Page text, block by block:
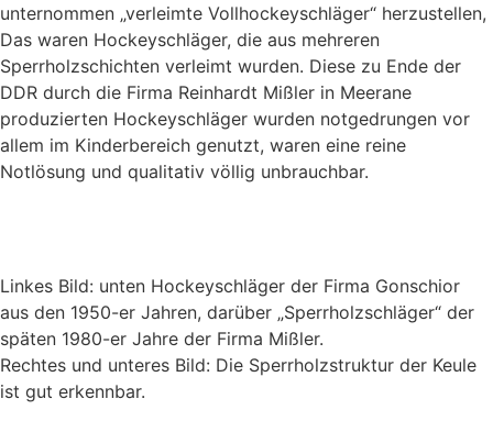
unternommen „verleimte Vollhockeyschläger“ herzustellen,
Das waren Hockeyschläger, die aus mehreren
Sperrholzschichten verleimt wurden. Diese zu Ende der
DDR durch die Firma Reinhardt Mißler in Meerane
produzierten Hockeyschläger wurden notgedrungen vor
allem im Kinderbereich genutzt, waren eine reine
Notlösung und qualitativ völlig unbrauchbar.
Linkes Bild: unten Hockeyschläger der Firma Gonschior
aus den 1950-er Jahren, darüber „Sperrholzschläger“ der
späten 1980-er Jahre der Firma Mißler.
Rechtes und unteres Bild: Die Sperrholzstruktur der Keule
ist gut erkennbar.